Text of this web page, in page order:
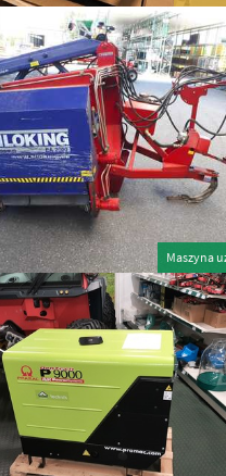
Maszyna